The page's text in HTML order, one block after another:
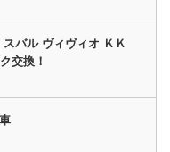
スバル ヴィヴィオ ＫＫ
交換！